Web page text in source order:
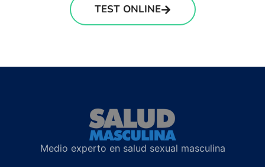
TEST ONLINE
Medio experto en salud sexual masculina